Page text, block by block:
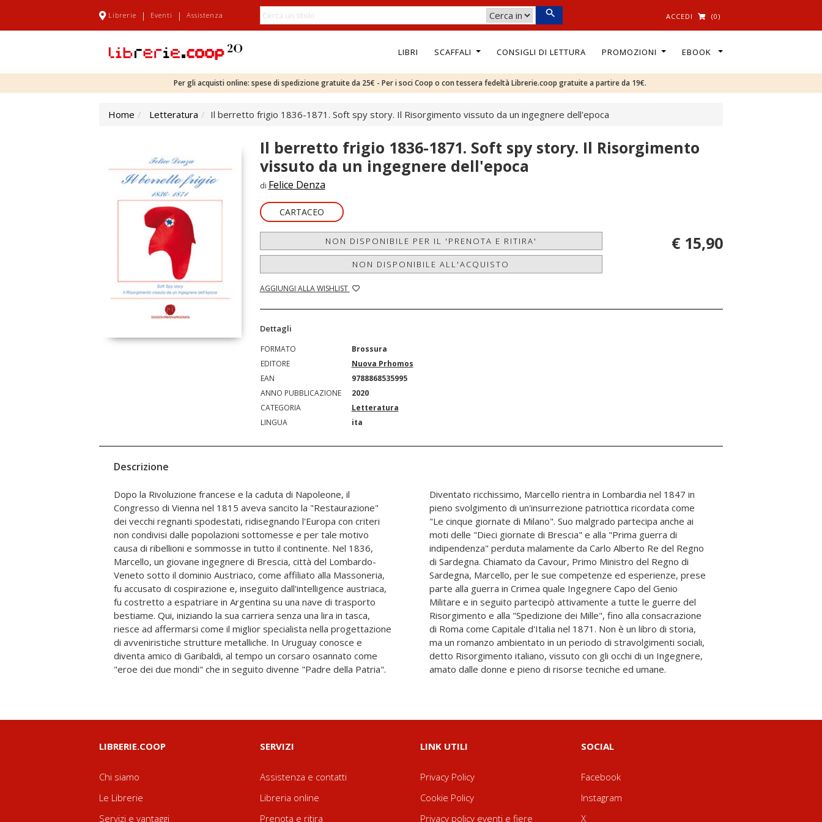
Librerie | Eventi | Assistenza ACCEDI (0)
LIBRI SCAFFALI CONSIGLI DI LETTURA PROMOZIONI EBOOK
Per gli acquisti online: spese di spedizione gratuite da 25€ - Per i soci Coop o con tessera fedeltà Librerie.coop gratuite a partire da 19€.
Home Letteratura Il berretto frigio 1836-1871. Soft spy story. Il Risorgimento vissuto da un ingegnere dell'epoca
Il berretto frigio 1836-1871. Soft spy story. Il Risorgimento
vissuto da un ingegnere dell'epoca
di Felice Denza
CARTACEO
NON DISPONIBILE PER IL 'PRENOTA E RITIRA'
NON DISPONIBILE ALL'ACQUISTO
AGGIUNGI ALLA WISHLIST
€ 15,90
Dettagli
FORMATO
Brossura
EDITORE
Nuova Prhomos
EAN
9788868535995
ANNO PUBBLICAZIONE
2020
CATEGORIA
Letteratura
LINGUA
ita
Descrizione
Dopo la Rivoluzione francese e la caduta di Napoleone, il
Congresso di Vienna nel 1815 aveva sancito la "Restaurazione"
dei vecchi regnanti spodestati, ridisegnando l'Europa con criteri
non condivisi dalle popolazioni sottomesse e per tale motivo
causa di ribellioni e sommosse in tutto il continente. Nel 1836,
Marcello, un giovane ingegnere di Brescia, città del Lombardo-
Veneto sotto il dominio Austriaco, come affiliato alla Massoneria,
fu accusato di cospirazione e, inseguito dall'intelligence austriaca,
fu costretto a espatriare in Argentina su una nave di trasporto
bestiame. Qui, iniziando la sua carriera senza una lira in tasca,
riesce ad affermarsi come il miglior specialista nella progettazione
di avveniristiche strutture metalliche. In Uruguay conosce e
diventa amico di Garibaldi, al tempo un corsaro osannato come
"eroe dei due mondi" che in seguito divenne "Padre della Patria".
Diventato ricchissimo, Marcello rientra in Lombardia nel 1847 in
pieno svolgimento di un'insurrezione patriottica ricordata come
"Le cinque giornate di Milano". Suo malgrado partecipa anche ai
moti delle "Dieci giornate di Brescia" e alla "Prima guerra di
indipendenza" perduta malamente da Carlo Alberto Re del Regno
di Sardegna. Chiamato da Cavour, Primo Ministro del Regno di
Sardegna, Marcello, per le sue competenze ed esperienze, prese
parte alla guerra in Crimea quale Ingegnere Capo del Genio
Militare e in seguito partecipò attivamente a tutte le guerre del
Risorgimento e alla "Spedizione dei Mille", fino alla consacrazione
di Roma come Capitale d'Italia nel 1871. Non è un libro di storia,
ma un romanzo ambientato in un periodo di stravolgimenti sociali,
detto Risorgimento italiano, vissuto con gli occhi di un Ingegnere,
amato dalle donne e pieno di risorse tecniche ed umane.
LIBRERIE.COOP
Chi siamo
Le Librerie
Servizi e vantaggi
SERVIZI
Assistenza e contatti
Libreria online
Prenota e ritira
LINK UTILI
Privacy Policy
Cookie Policy
Privacy policy eventi e fiere
SOCIAL
Facebook
Instagram
X